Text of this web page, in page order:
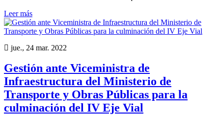
Leer más
jue., 24 mar. 2022
Gestión ante Viceministra de
Infraestructura del Ministerio de
Transporte y Obras Públicas para la
culminación del IV Eje Vial